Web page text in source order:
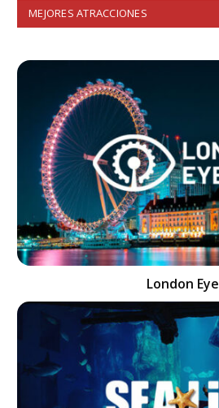
MEJORES ATRACCIONES
London Eye